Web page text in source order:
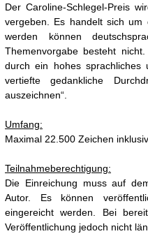
Der Caroline-Schlegel-Preis
vergeben. Es handelt sich um
werden können
Themenvorgabe besteht
durch ein hohes sprachliches
vertiefte gedankliche
auszeichnen“.
Umfang:
Maximal 22.500 Zeichen
Teilnahmeberechtigung:
Die Einreichung muss auf
Autor. Es können
eingereicht werden. Bei
Veröffentlichung jedoch nicht